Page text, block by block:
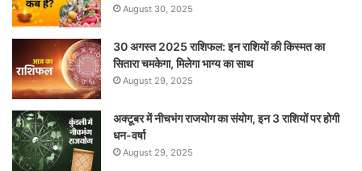
August 30, 2025
30 अगस्त 2025 राशिफल: इन राशियों की किस्मत का
सितारा चमकेगा, मिलेगा भाग्य का साथ
August 29, 2025
अक्टूबर में नीचभंग राजयोग का संयोग, इन 3 राशियों पर होगी
धन-वर्षा
August 29, 2025